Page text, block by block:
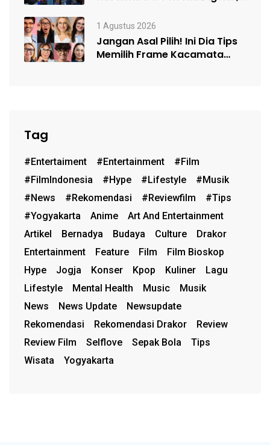
1 Agustus 2026
Jangan Asal Pilih! Ini Dia Tips
Memilih Frame Kacamata
Tag
#entertaiment #entertainment
#film
#FilmIndonesia
#hype #lifestyle
#musik
#News
#rekomendasi #reviewfilm
#Tips
#Yogyakarta
Anime
Art And Entertainment
Artikel
Bernadya Budaya Culture
Drakor
Entertainment
Feature Film
Film Bioskop
Hype
Jogja Konser Kpop Kuliner
Lagu
Lifestyle
Mental Health Music
Musik
News
News Update
Newsupdate
Rekomendasi
Rekomendasi Drakor
Review
Review Film
Selflove Sepak Bola
Tips
Wisata
Yogyakarta